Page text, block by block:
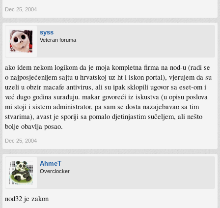
Dec 25, 2004
syss
Veteran foruma
ako idem nekom logikom da je moja kompletna firma na nod-u (radi se
o najposjećenijem sajtu u hrvatskoj uz ht i iskon portal), vjerujem da su
uzeli u obzir macafe antivirus, ali su ipak sklopili ugovor sa eset-om i
već dugo godina surađuju. makar govoreći iz iskustva (u opisu poslova
mi stoji i sistem administrator, pa sam se dosta nazajebavao sa tim
stvarima), avast je sporiji sa pomalo djetinjastim sučeljem, ali nešto
bolje obavlja posao.
Dec 25, 2004
AhmeT
Overclocker
nod32 je zakon